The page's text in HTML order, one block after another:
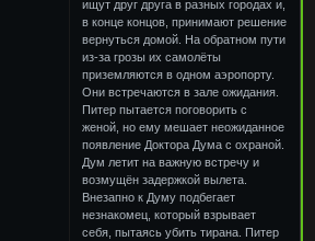
ищут друг друга в разных городах и,
в конце концов, принимают решение
вернуться домой. На обратном пути
из-за грозы их самолёты
приземляются в одном аэропорту.
Они встречаются в зале ожидания.
Питер пытается поговорить с
женой, но ему мешает неожиданное
появление Доктора Дума с охраной.
Дум летит на важную встречу и
возмущён задержкой вылета.
Внезапно к Думу подбегает
незнакомец, который взрывает
себя, пытаясь убить тирана. Питер